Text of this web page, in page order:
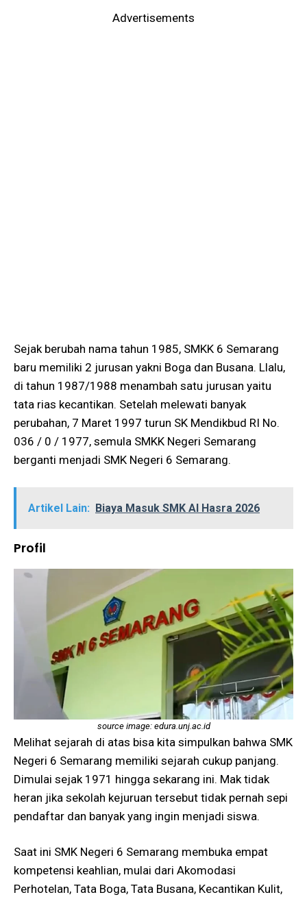
Advertisements
Sejak berubah nama tahun 1985, SMKK 6 Semarang
baru memiliki 2 jurusan yakni Boga dan Busana. Llalu,
di tahun 1987/1988 menambah satu jurusan yaitu
tata rias kecantikan. Setelah melewati banyak
perubahan, 7 Maret 1997 turun SK Mendikbud RI No.
036 / 0 / 1977, semula SMKK Negeri Semarang
berganti menjadi SMK Negeri 6 Semarang.
Artikel Lain: Biaya Masuk SMK Al Hasra 2026
Profil
source image: edura.unj.ac.id
Melihat sejarah di atas bisa kita simpulkan bahwa SMK
Negeri 6 Semarang memiliki sejarah cukup panjang.
Dimulai sejak 1971 hingga sekarang ini. Mak tidak
heran jika sekolah kejuruan tersebut tidak pernah sepi
pendaftar dan banyak yang ingin menjadi siswa.
Saat ini SMK Negeri 6 Semarang membuka empat
kompetensi keahlian, mulai dari Akomodasi
Perhotelan, Tata Boga, Tata Busana, Kecantikan Kulit,